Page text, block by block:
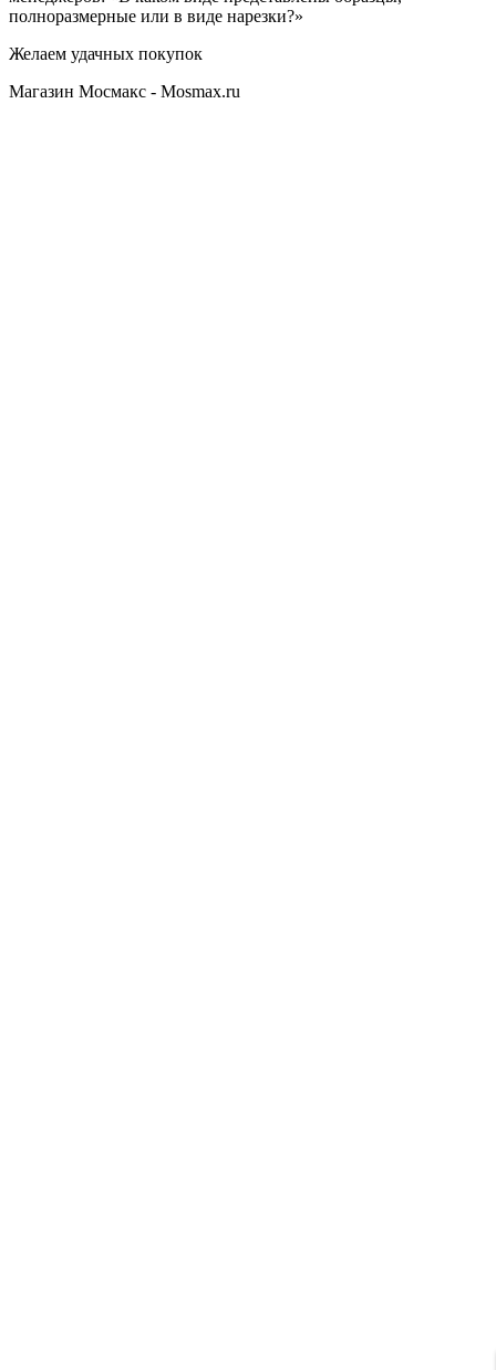
полноразмерные или в виде нарезки?»
Желаем удачных покупок
Магазин Мосмакс - Mosmax.ru